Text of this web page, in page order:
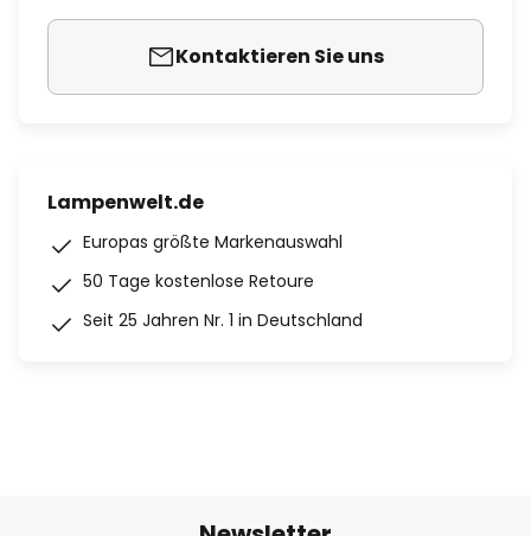
Kontaktieren Sie uns
Lampenwelt.de
Europas größte Markenauswahl
50 Tage kostenlose Retoure
Seit 25 Jahren Nr. 1 in Deutschland